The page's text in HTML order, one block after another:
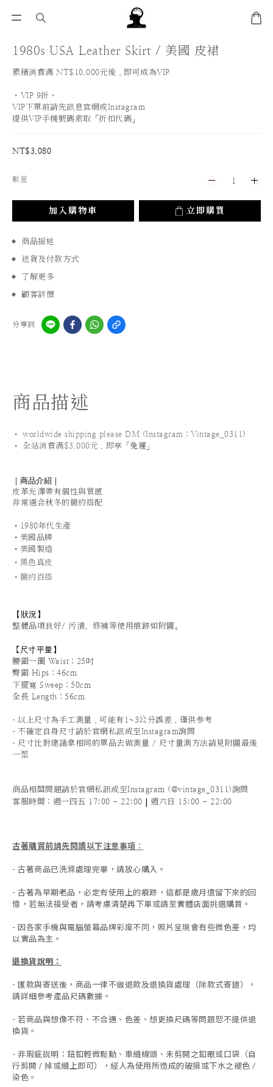
1980s USA Leather Skirt / 美國 皮裙
累積消費滿 NT$10,000元後，即可成為VIP
・VIP 9折・
VIP下單前請先訊息官網或Instagram
提供VIP手機號碼索取「折扣代碼」
NT$3,080
數量
加入購物車 立即購買
商品描述
送貨及付款方式
了解更多
顧客評價
分享到
商品描述
• worldwide shipping please DM (Instagram：Vintage_0311)
• 全站消費滿$3,000元，即享「 免運 」
｜商品介紹｜
皮革光澤帶有個性與質感
非常適合秋冬的簡約搭配
•1980年代生產
•美國品牌
•美國製造
•黑色真皮
•簡約百搭
【狀況】
整體品項良好/ 污漬、修補等使用痕跡如附圖。
【 尺寸平量】
腰圍一圈 Waist ：25 吋
臀圍 Hips ：46cm
下擺寬 Sweep ：50cm
全長 Length：56cm
- 以上尺寸為手工測量，可能有1~3公分誤差，僅供參考
- 不確定自身尺寸請於官網私訊或至Instagram詢問
- 尺寸比對建議拿相同的單品去做測量 / 尺寸量測方法請見附圖最後
一張
商品相關問題請於官網私訊或至Instagram (@vintage_0311)詢問
客服時間 ：週一四五 17:00 - 22:00 | 週六日 15:00 - 22:00
古著購買前請先閱讀以下注意事項 ：
- 古著商品已洗滌處理完畢，請放心購入。
- 古著為早期老品，必定有使用上的痕跡，這都是歲月遺留下來的回
憶，若無法接受者，請考慮清楚再下單或請至實體店面挑選購買。
- 因各家手機與電腦螢幕品牌彩度不同，照片呈現會有些微色差，均
以實品為主。
退換貨說明：
- 匯款與寄送後，商品一律不做退款及退換貨處理（除款式寄錯），
請詳細參考產品尺碼數據 。
- 若商品與想像不符、不合適、色差、想更換尺碼等問題恕不提供退
換貨。
- 非瑕疵說明：鈕釦輕微鬆動、車縫線頭、未剪開之釦眼或口袋（自
行剪開 / 掉或縫上即可），經人為使用所造成的破損或下水之褪色 /
染色。